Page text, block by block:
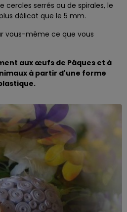
cercles serrés ou de spirales, le
délicat que le 5 mm.
vous-même ce que vous
aux œufs de Pâques et à
à partir d'une forme